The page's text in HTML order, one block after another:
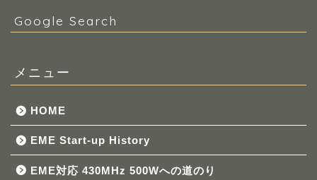
Google Search
メニュー
HOME
EME Start-up History
EME対応 430MHz 500Wへの道のり